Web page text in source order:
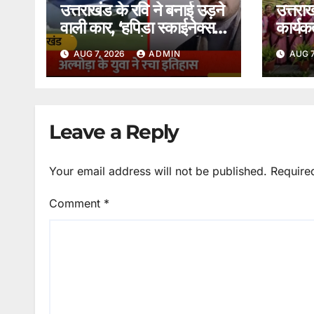
उत्तराखंड के रवि ने बनाई उड़ने
वाली कार, ‘हपिडा स्काईनेक्स’
की एक झलक देख आप भी कह
उठेंगे शानदार।
AUG 7, 2026 ADMIN
कीAUG
Leave a Reply
Your email address will not be published.
Comment *